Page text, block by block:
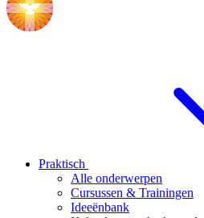
Praktisch
Alle onderwerpen
Cursussen & Trainingen
Ideeënbank